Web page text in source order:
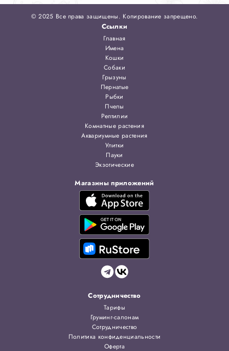
© 2025 Все права защищены. Копирование запрещено.
Ссылки
Главная
Имена
Кошки
Собаки
Грызуны
Пернатые
Рыбки
Пчелы
Рептилии
Комнатные растения
Аквариумные растения
Улитки
Пауки
Экзотические
Магазины приложений
Сотрудничество
Тарифы
Груминг-салонам
Сотрудничество
Политика конфиденциальности
Оферта